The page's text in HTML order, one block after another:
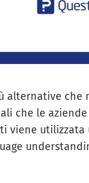
alternative che
che le
viene utilizzata